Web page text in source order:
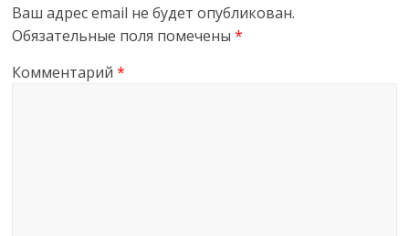
Ваш адрес email не будет опубликован.
Обязательные поля помечены*
Комментарий*